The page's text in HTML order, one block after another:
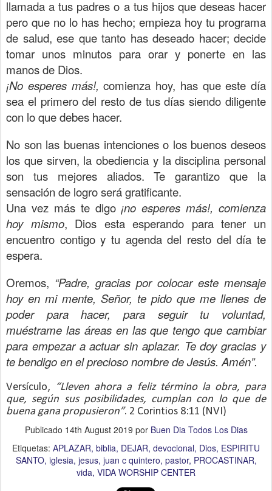
llamada a tus padres o a tus hijos que deseas hacer
pero que no lo has hecho; empieza hoy tu programa
de salud, ese que tanto has deseado hacer; decide
tomar unos minutos para orar y ponerte en las
manos de Dios.
¡No esperes más!, comienza hoy, has que este día
sea el primero del resto de tus días siendo diligente
con lo que debes hacer.
No son las buenas intenciones o los buenos deseos
los que sirven, la obediencia y la disciplina personal
son tus mejores aliados. Te garantizo que la
sensación de logro será gratificante.
Una vez más te digo ¡no esperes más!, comienza
hoy mismo, Dios esta esperando para tener un
encuentro contigo y tu agenda del resto del día te
espera.
Oremos, “Padre, gracias por colocar este mensaje
hoy en mi mente, Señor, te pido que me llenes de
poder para hacer, para seguir tu voluntad,
muéstrame las áreas en las que tengo que cambiar
para empezar a actuar sin aplazar. Te doy gracias y
te bendigo en el precioso nombre de Jesús. Amén”.
Versículo,
“Lleven ahora a feliz término la obra, para
que, según sus posibilidades, cumplan con lo que de
buena gana propusieron”. 2 Corintios 8:11 (NVI)
Publicado 14th August 2019 por Buen Dia Todos Los Dias
Etiquetas: APLAZAR biblia DEJAR devocional Dios ESPIRITU
SANTO iglesia jesus juan c quintero pastor PROCASTINAR
vida VIDA WORSHIP CENTER